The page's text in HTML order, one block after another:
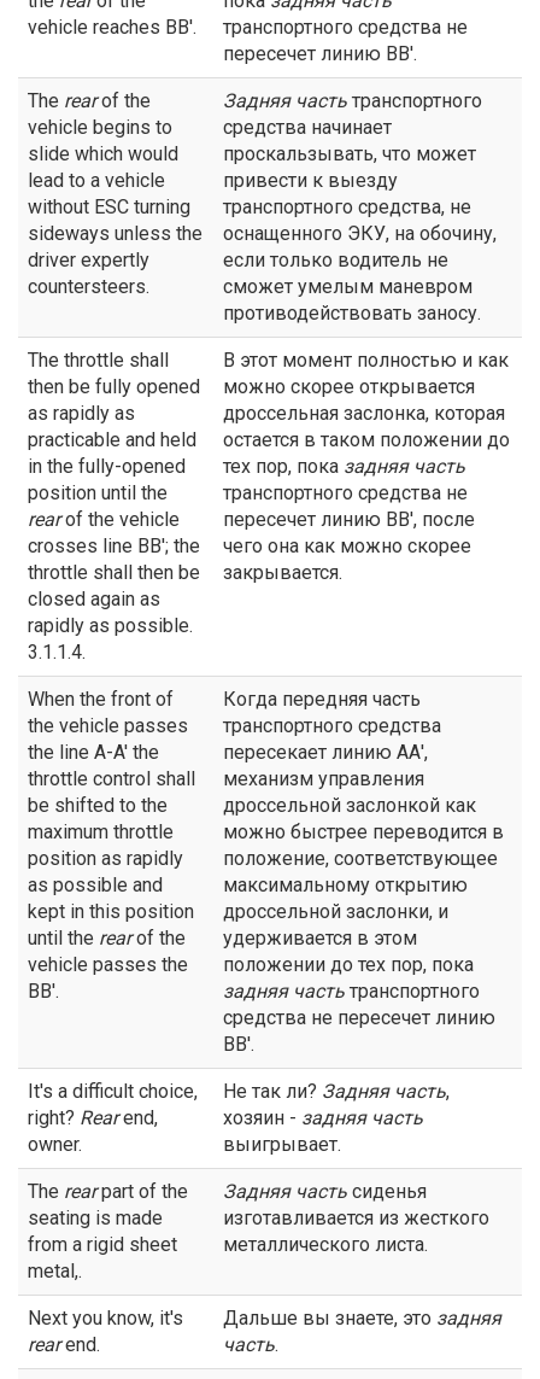
vehicle reaches BB'.
транспортного средства не
пересечет линию ВВ'.
The rearof the
vehicle begins to
slide which would
lead to a vehicle
without ESC turning
sideways unless the
driver expertly
countersteers.
Задняя часть транспортного
средства начинает
проскальзывать, что может
привести к выезду
транспортного средства, не
оснащенного ЭКУ, на обочину,
если только водитель не
сможет умелым маневром
противодействовать заносу.
The throttle shall
then be fully opened
as rapidly as
practicable and held
in the fully-opened
position until the
rearof the vehicle
crosses line BB'; the
throttle shall then be
closed again as
rapidly as possible.
3.1.1.4.
В этот момент полностью и как
можно скорее открывается
дроссельная заслонка, которая
остается в таком положении до
тех пор, пока задняя часть
транспортного средства не
пересечет линию ВВ', после
чего она как можно скорее
закрывается.
When the front of
the vehicle passes
the line A-A' the
throttle control shall
be shifted to the
maximum throttle
position as rapidly
as possible and
kept in this position
until the rearof the
vehicle passes the
BB'.
Когда передняя часть
транспортного средства
пересекает линию АА',
механизм управления
дроссельной заслонкой как
можно быстрее переводится в
положение, соответствующее
максимальному открытию
дроссельной заслонки, и
удерживается в этом
положении до тех пор, пока
задняя часть транспортного
средства не пересечет линию
ВВ'.
It's a difficult choice,
right? Rearend,
owner.
Не так ли? Задняя часть,
хозяин - задняя часть
выигрывает.
The rearpart of the
seating is made
from a rigid sheet
metal,.
Задняячасть сиденья
изготавливается из жесткого
металлического листа.
Next you know, it's
rearend.
Дальше вы знаете, это задняя
часть.